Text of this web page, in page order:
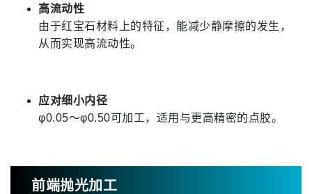
高流动性
由于红宝石材料上的特征，能减少静摩擦的发生，
从而实现高流动性。
应对细小内径
φ0.05～φ0.50可加工，适用与更高精密的点胶。
前端抛光加工